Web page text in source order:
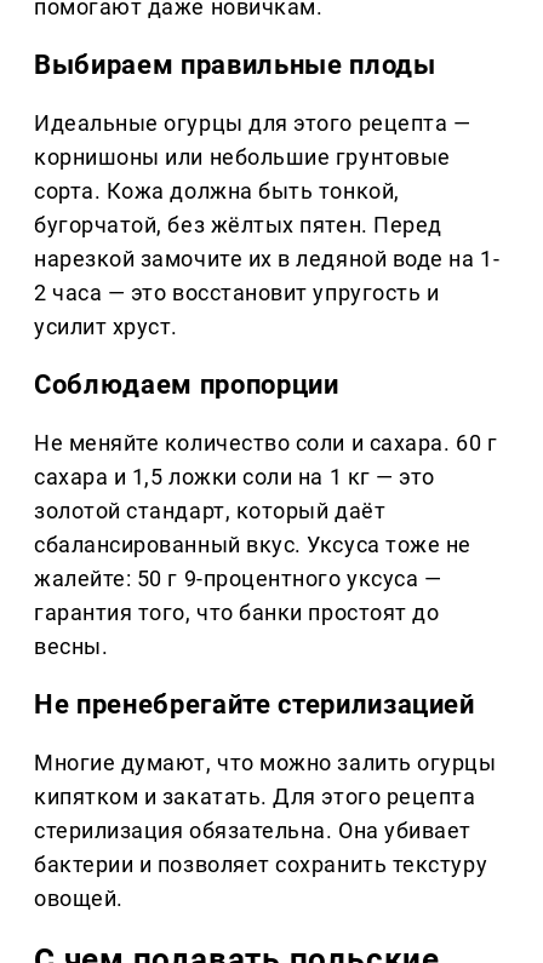
помогают даже новичкам.
Выбираем правильные плоды
Идеальные огурцы для этого рецепта —
корнишоны или небольшие грунтовые
сорта. Кожа должна быть тонкой,
бугорчатой, без жёлтых пятен. Перед
нарезкой замочите их в ледяной воде на 1-
2 часа — это восстановит упругость и
усилит хруст.
Соблюдаем пропорции
Не меняйте количество соли и сахара. 60 г
сахара и 1,5 ложки соли на 1 кг — это
золотой стандарт, который даёт
сбалансированный вкус. Уксуса тоже не
жалейте: 50 г 9-процентного уксуса —
гарантия того, что банки простоят до
весны.
Не пренебрегайте стерилизацией
Многие думают, что можно залить огурцы
кипятком и закатать. Для этого рецепта
стерилизация обязательна. Она убивает
бактерии и позволяет сохранить текстуру
овощей.